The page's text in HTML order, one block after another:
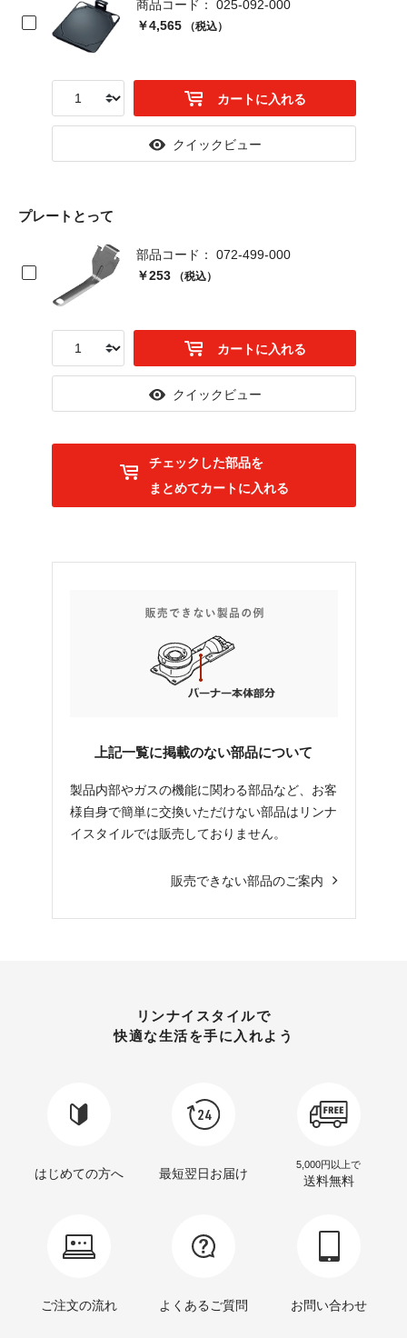
商品コード： 025-092-000
￥4,565 （税込）
カートに入れる
クイックビュー
プレートとって
部品コード： 072-499-000
￥253 （税込）
カートに入れる
クイックビュー
チェックした部品を
まとめてカートに入れる
上記一覧に掲載のない部品について
製品内部やガスの機能に関わる部品など、お客
様自身で簡単に交換いただけない部品はリンナ
イスタイルでは販売しておりません。
販売できない部品のご案内
リンナイスタイルで
快適な生活を手に入れよう
はじめての方へ 最短翌日お届け
5,000円以上で
送料無料
ご注文の流れ よくあるご質問 お問い合わせ